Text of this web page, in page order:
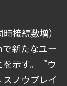
接続数増）
新たなユー
示す。『ウ
ノウブレイ